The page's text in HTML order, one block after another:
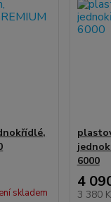
skladem
6000
4
3 380